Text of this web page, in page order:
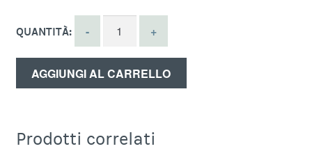
QUANTITÀ:
AGGIUNGI AL CARRELLO
Prodotti correlati